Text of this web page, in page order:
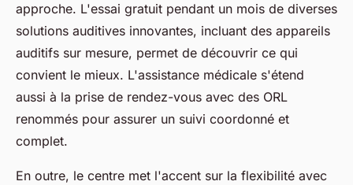
approche. L'essai gratuit pendant un mois de diverses
solutions auditives innovantes, incluant des appareils
auditifs sur mesure, permet de découvrir ce qui
convient le mieux. L'assistance médicale s'étend
aussi à la prise de rendez-vous avec des ORL
renommés pour assurer un suivi coordonné et
complet.
En outre, le centre met l'accent sur la flexibilité avec